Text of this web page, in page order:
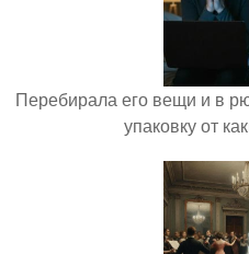
Перебирала его вещи и в
упаковку от